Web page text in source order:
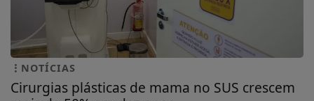
NOTÍCIAS
Cirurgias plásticas de mama no SUS crescem